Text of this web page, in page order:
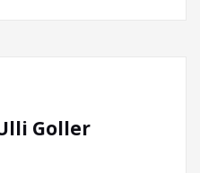
Goller